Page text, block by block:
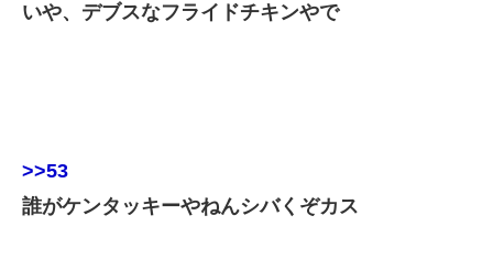
いや、デブスなフライドチキンやで
>>53
誰がケンタッキーやねんシバくぞカス